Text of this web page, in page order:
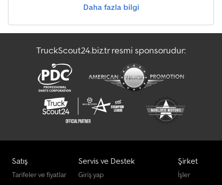
Daha fazla bilgi
TruckScout24.biz.tr resmi sponsorudur:
Satış
Tarifeler ve fiyatlar
Servis ve Destek
Giriş yap
Şirket
İşler